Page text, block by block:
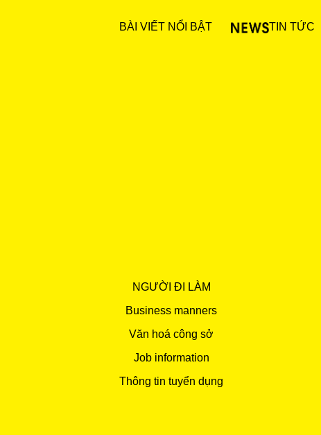
BÀI VIẾT NỔI BẬT TIN TỨC
NGƯỜI ĐI LÀM
Business manners
Văn hoá công sở
Job information
Thông tin tuyển dụng